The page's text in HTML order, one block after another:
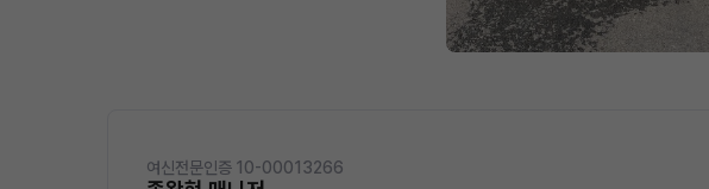
여신전문인증 10-00013266